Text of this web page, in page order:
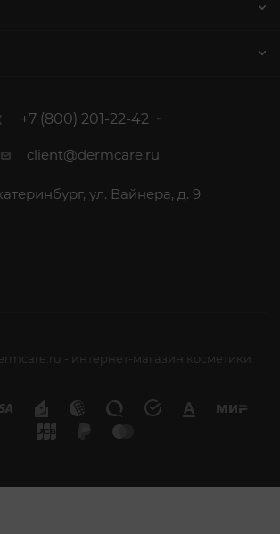
+7 (800) 201-22-42
client@dermcare.ru
ул. Вайнера, д. 9
- интернет-магазин косметики